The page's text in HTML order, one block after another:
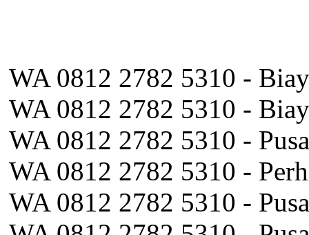
WA 0812 2782 5310 -
WA 0812 2782 5310 -
WA 0812 2782 5310 -
WA 0812 2782 5310 -
WA 0812 2782 5310 -